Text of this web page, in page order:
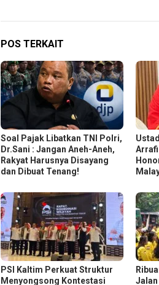
POS TERKAIT
Soal Pajak Libatkan TNI Polri,
Dr.Sani : Jangan Aneh-Aneh,
Rakyat Harusnya Disayang
dan Dibuat Tenang!
PSI Kaltim Perkuat Struktur
Menyongsong Kontestasi